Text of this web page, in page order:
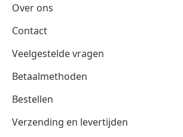
Over ons
Contact
Veelgestelde vragen
Betaalmethoden
Bestellen
Verzending en levertijden